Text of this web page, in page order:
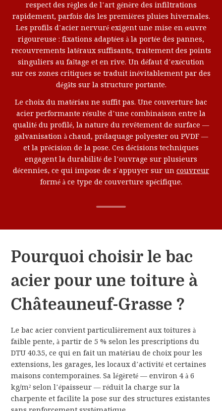
respect des règles de l’art génère des infiltrations
rapidement, parfois dès les premières pluies hivernales.
Les profils d’acier nervuré exigent une mise en œuvre
rigoureuse : fixations adaptées à la portée des pannes,
recouvrements latéraux suffisants, traitement des points
singuliers au faîtage et en rive. Un défaut d’exécution
sur ces zones critiques se traduit inévitablement par des
dégâts sur la structure portante.
Le choix du matériau ne suffit pas. Une couverture bac
acier performante résulte d’une combinaison entre la
qualité du profilé, la nature du revêtement de surface —
galvanisation à chaud, prélaquage polyester ou PVDF —
et la précision de la pose. Ces décisions techniques
engagent la durabilité de l’ouvrage sur plusieurs
décennies, ce qui impose de s’appuyer sur un couvreur
formé à ce type de couverture spécifique.
Pourquoi choisir le bac
acier pour une toiture à
Châteauneuf-Grasse ?
Le bac acier convient particulièrement aux toitures à
faible pente, à partir de 5 % selon les prescriptions du
DTU 40.35, ce qui en fait un matériau de choix pour les
extensions, les garages, les locaux d’activité et certaines
maisons contemporaines. Sa légèreté — environ 4 à 6
kg/m² selon l’épaisseur — réduit la charge sur la
charpente et facilite la pose sur des structures existantes